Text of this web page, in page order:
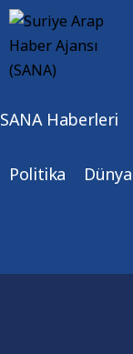
SANA Haberleri
Politika Dünya